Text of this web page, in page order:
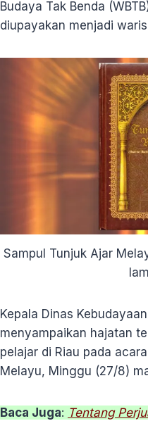
Budaya Tak Benda
diupayakan menjadi
Sampul Tunjuk Ajar
Kepala Dinas
menyampaikan hajatan
pelajar di Riau pada
Melayu, Minggu (27/8)
Baca Juga: Tentang